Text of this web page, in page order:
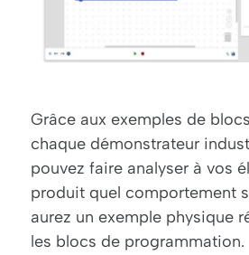
Grâce aux exemples de
chaque démonstrateur
pouvez faire analyser à vos
produit quel comportement
aurez un exemple physique
les blocs de programmation.